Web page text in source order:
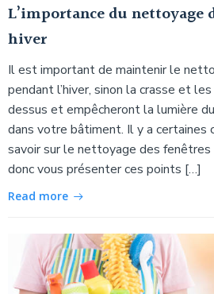
L’importance du nettoyage
hiver
Il est important de maintenir le
pendant l’hiver, sinon la crasse et
dessus et empêcheront la lumière
dans votre bâtiment. Il y a certaines
savoir sur le nettoyage des fenêtres
donc vous présenter ces points […]
Read more